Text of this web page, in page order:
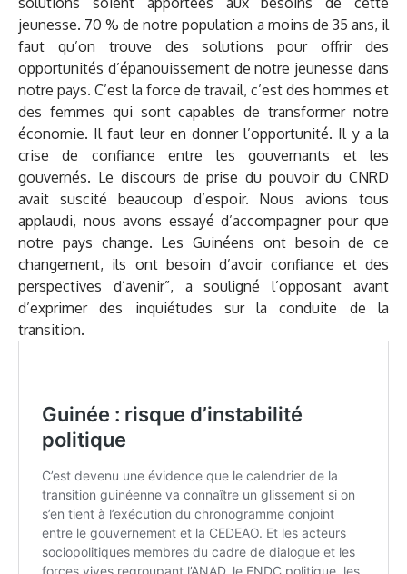
jeunesse. 70 % de notre population a moins de 35 ans, il
faut qu’on trouve des solutions pour offrir des
opportunités d’épanouissement de notre jeunesse dans
notre pays. C’est la force de travail, c’est des hommes et
des femmes qui sont capables de transformer notre
économie. Il faut leur en donner l’opportunité. Il y a la
crise de confiance entre les gouvernants et les
gouvernés. Le discours de prise du pouvoir du CNRD
avait suscité beaucoup d’espoir. Nous avions tous
applaudi, nous avons essayé d’accompagner pour que
notre pays change. Les Guinéens ont besoin de ce
changement, ils ont besoin d’avoir confiance et des
perspectives d’avenir”, a souligné l’opposant avant
d’exprimer des inquiétudes sur la conduite de la
transition.